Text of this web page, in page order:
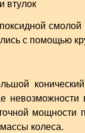
с помощью
колеса.